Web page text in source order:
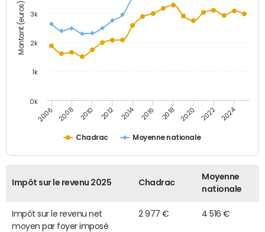
Montant (euros)
Chadrac Moyenne nationale
2006 2008 2010 2012 2014 2016 2018 2020 2022 2024
0k
1k
2k
3k
Impôt sur le revenu 2025 Chadrac
Moyenne
nationale
Impôt sur le revenu net
moyen par foyer imposé
2 977 € 4 516 €